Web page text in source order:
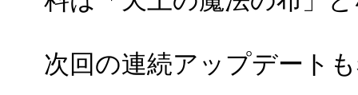
次回の連続アップデート